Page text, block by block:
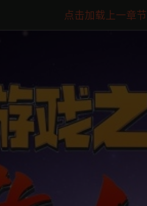
点击加载上一章节